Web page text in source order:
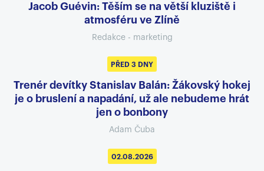
Jacob Guévin: Těším se na větší kluziště i
atmosféru ve Zlíně
Redakce - marketing
PŘED 3 DNY
Trenér devítky Stanislav Balán: Žákovský hokej
je o bruslení a napadání, už ale nebudeme hrát
jen o bonbony
Adam Čuba
02.08.2026